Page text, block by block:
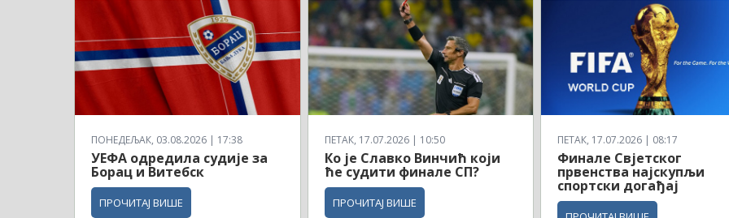
ПОНЕДЕЉАК, 03.08.2026 | 17:38
УЕФА одредила судије за
Борац и Витебск
ПРОЧИТАЈ ВИШЕ
ПЕТАК, 17.07.2026 | 10:50
Ко је Славко Винчић који
ће судити финале СП?
ПРОЧИТАЈ ВИШЕ
ПЕТАК, 17.07.2026 | 08:17
Финале Свјетског
првенства најскупљи
спортски догађај